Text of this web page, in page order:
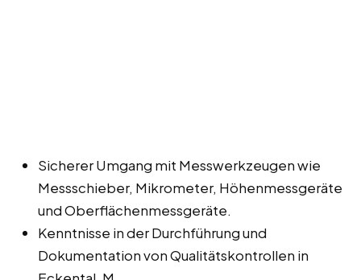
Sicherer Umgang mit Messwerkzeugen wie
Messschieber, Mikrometer, Höhenmessgeräte
und Oberflächenmessgeräte.
Kenntnisse in der Durchführung und
Dokumentation von Qualitätskontrollen in